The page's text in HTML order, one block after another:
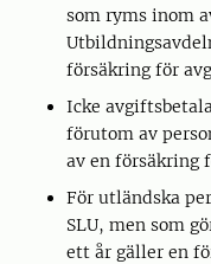
som ryms inom
försäkring för
Icke
förutom av
av en försäkring
För utländska
SLU, men som
ett år gäller en